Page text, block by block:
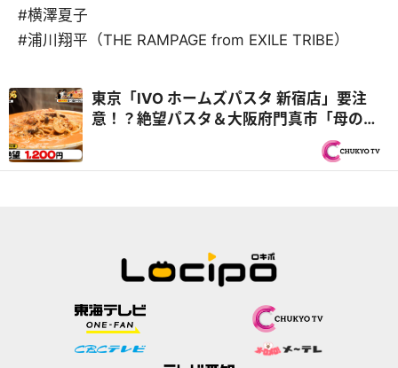
#横澤夏子
#浦川翔平（THE RAMPAGE from EXILE TRIBE）
東京「IVO ホームズパスタ 新宿店」要注
意！？絶望パスタ＆大阪府門真市「母の味
アゲイン」孫LOVEおばあちゃん食堂『オモ